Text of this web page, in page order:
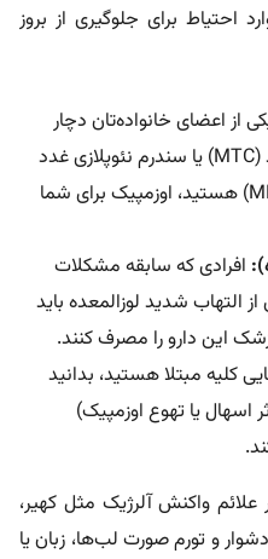
احتیاط برای جلوگیری از بروز
از اعضای خانواده‌تان دچار
نوع خاصی از سرطان تیروئید (MTC) یا سندرم نئوپلازی غدد
درون‌ریز متعدد نوع ۲ (MEN ۲) هستید، اوزمپیک برای شما
افرادی که سابقه مشکلات
التهاب شدید لوزالمعده باید
این دارو را مصرف کنند.
کلیه مبتلا هستید، بدانید
اسهال یا تهوع اوزمپیک)
واکنش آلرژیک مثل کهیر،
و تورم صورت لب‌ها، زبان یا